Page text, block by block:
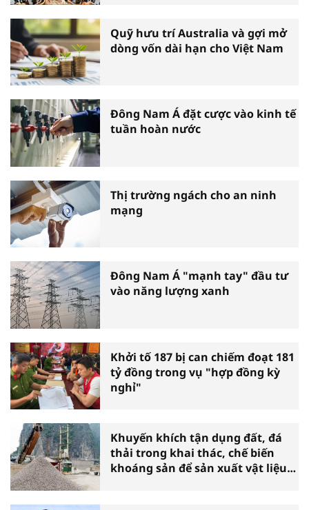
Quỹ hưu trí Australia và gợi mở
dòng vốn dài hạn cho Việt Nam
Đông Nam Á đặt cược vào kinh tế
tuần hoàn nước
Thị trường ngách cho an ninh
mạng
Đông Nam Á "mạnh tay" đầu tư
vào năng lượng xanh
Khởi tố 187 bị can chiếm đoạt 181
tỷ đồng trong vụ "hợp đồng kỳ
nghỉ"
Khuyến khích tận dụng đất, đá
thải trong khai thác, chế biến
khoáng sản để sản xuất vật liệu